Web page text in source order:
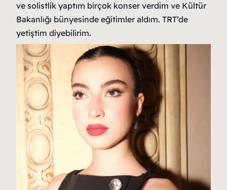
ve solistlik yaptım birçok konser verdim ve Kültür
Bakanlığı bünyesinde eğitimler aldım. TRT’de
yetiştim diyebilirim.